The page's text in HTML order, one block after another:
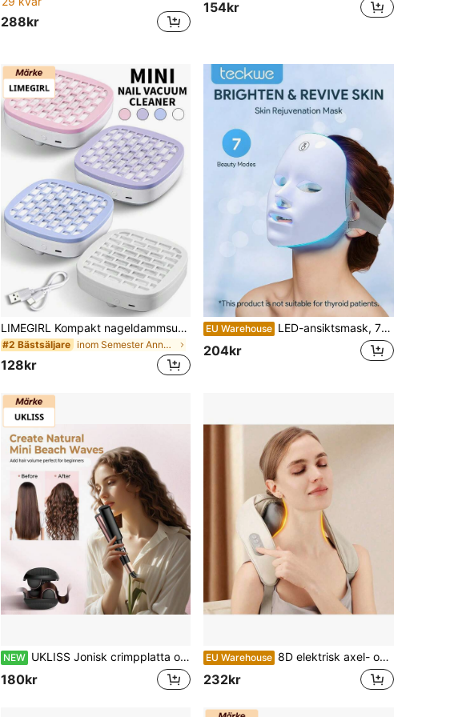
288kr
154kr
LIMEGIRL Kompakt nageldammsugare lämplig för nybörjare - Stark sugande, tystgående dammsugare, utrustad med återanvändbart filter, bärbar dammsugare, lämplig för akrylnagellackeringssalong, hemkurser
#2 Bästsäljare inom Semester Annan nagelutrustning
128kr
EU Warehouse LED-ansiktsmask, 7-färgs LED-ansiktsmaskljus, trådlös LED-ansiktsmask för hudvård, ansiktsmask för skönhetsvård, hudvårdsverktyg för ansiktet, ansiktsmask för hudvård för både skönhetssalonger och hemmabruk, Alla hjärtans dag- och födelsedagspresent
204kr
NEW UKLISS Jonisk crimpplatta och vågstylare, dubbelpipig locktång, 200 miljoner negativa joner, 5-minuters snabb lockning, nödvändigt hårstylingsverktyg för resor och skolstart
180kr
EU Warehouse 8D elektrisk axel- och nackmassageapparat, en massagesjal som simulerar mänsklig handmassage för axel-, nacke- och trapeziusmuskeln - lämplig som present, alla hjärtans dag-present, vårsporter utomhus, gym, hemmaträning, massageapparat och mer
232kr